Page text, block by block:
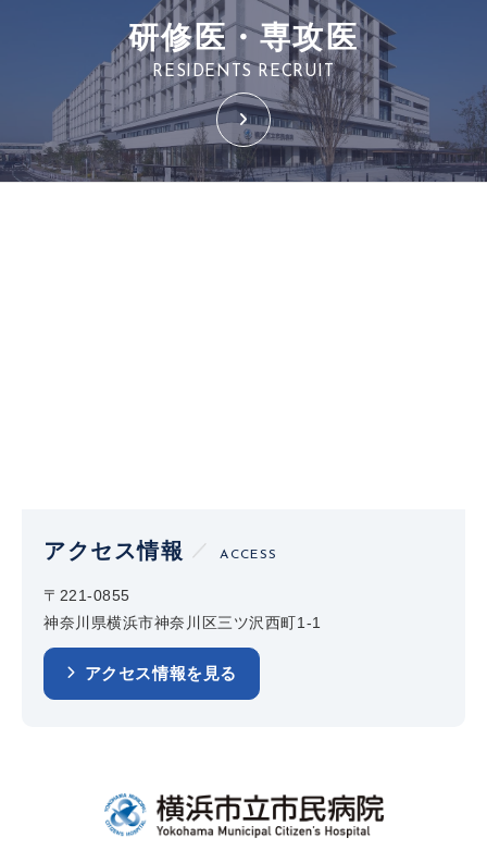
研修医・専攻医
RESIDENTS RECRUIT
アクセス情報 ACCESS
〒221-0855
神奈川県横浜市神奈川区三ツ沢西町1-1
アクセス情報を見る